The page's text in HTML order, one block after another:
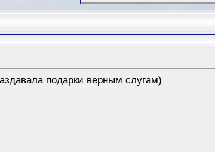
подарки верным слугам)